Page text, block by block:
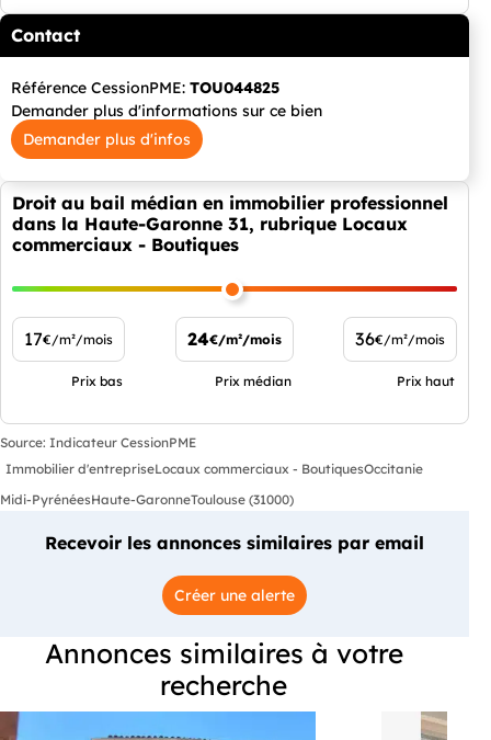
Contact
Référence CessionPME: TOU044825
Demander plus d'informations sur ce bien
Demander plus d'infos
Droit au bail médian en immobilier professionnel
dans la Haute-Garonne 31, rubrique Locaux
commerciaux - Boutiques
17€/m²/mois
Prix bas
24€/m²/mois
Prix médian
36€/m²/mois
Prix haut
Source: Indicateur CessionPME
Immobilier d'entrepriseLocaux commerciaux - BoutiquesOccitanie
Midi-PyrénéesHaute-GaronneToulouse (31000)
Recevoir les annonces similaires par email
Créer une alerte
Annonces similaires à votre
recherche